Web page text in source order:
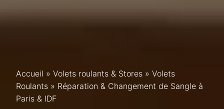
Accueil » Volets roulants & Stores » Volets
Roulants » Réparation & Changement de Sangle à
Paris & IDF